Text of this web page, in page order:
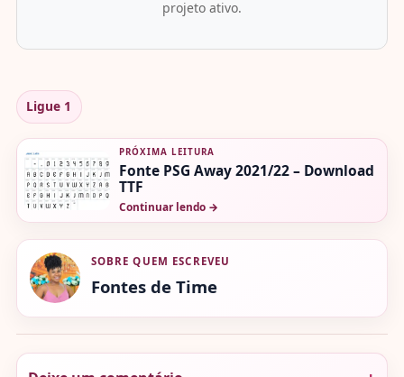
projeto ativo.
Ligue 1
PRÓXIMA LEITURA
Fonte PSG Away 2021/22 – Download
TTF
Continuar lendo →
SOBRE QUEM ESCREVEU
Fontes de Time